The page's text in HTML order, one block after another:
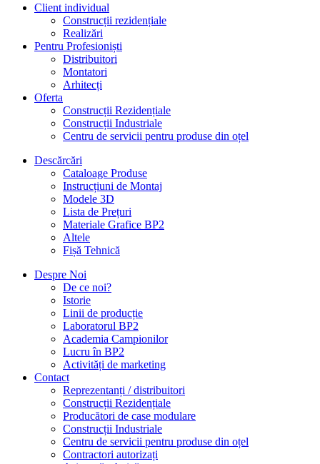
Client individual
Construcții rezidențiale
Realizări
Pentru Profesioniști
Distribuitori
Montatori
Arhitecți
Oferta
Construcții Rezidențiale
Construcții Industriale
Centru de servicii pentru produse din oțel
Descărcări
Cataloage Produse
Instrucțiuni de Montaj
Modele 3D
Lista de Prețuri
Materiale Grafice BP2
Altele
Fișă Tehnică
Despre Noi
De ce noi?
Istorie
Linii de producție
Laboratorul BP2
Academia Campionilor
Lucru în BP2
Activități de marketing
Contact
Reprezentanți / distribuitori
Construcții Rezidențiale
Producători de case modulare
Construcții Industriale
Centru de servicii pentru produse din oțel
Contractori autorizați